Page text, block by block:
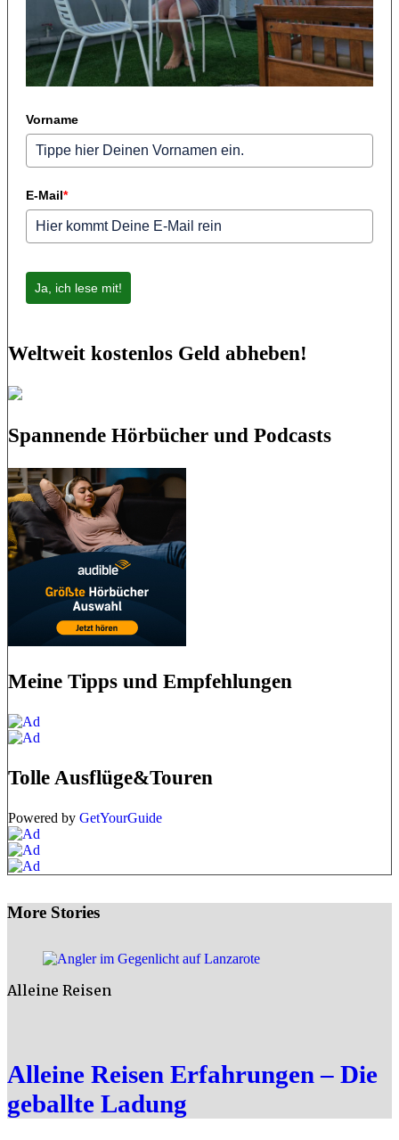
Vorname
E-Mail*
Ja, ich lese mit!
Weltweit kostenlos Geld abheben!
Spannende Hörbücher und Podcasts
Meine Tipps und Empfehlungen
Tolle Ausflüge&Touren
Powered by GetYourGuide
More Stories
Alleine Reisen
Alleine Reisen Erfahrungen – Die
geballte Ladung